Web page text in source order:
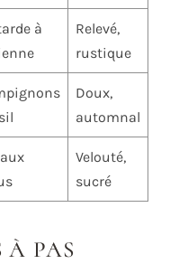
à
Relevé,
rustique
Doux,
automnal
Velouté,
sucré
À PAS